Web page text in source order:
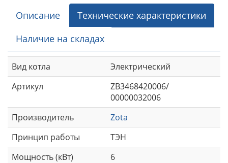
Описание
Технические характеристики
Наличие на складах
Вид котла
Электрический
Артикул
ZB3468420006/
00000032006
Производитель
Zota
Принцип работы
ТЭН
Мощность (кВт)
6